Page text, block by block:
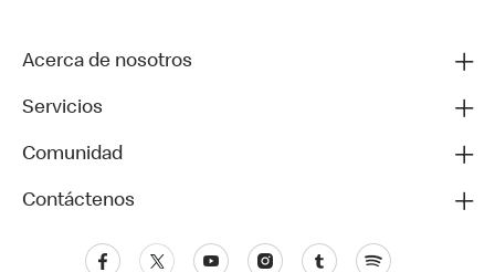
Acerca de nosotros
Servicios
Comunidad
Contáctenos